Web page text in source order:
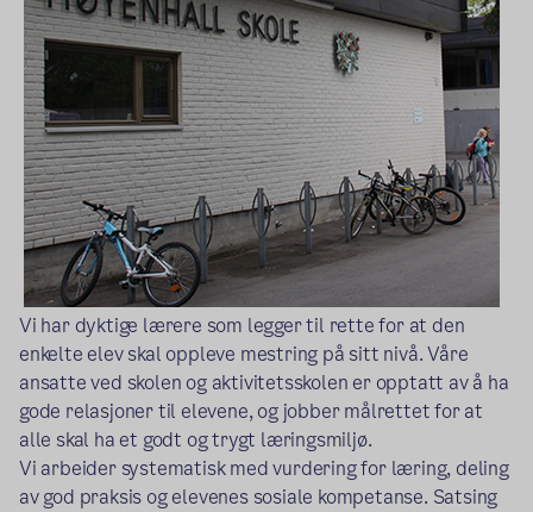
Vi har dyktige lærere som legger til rette for at den
enkelte elev skal oppleve mestring på sitt nivå. Våre
ansatte ved skolen og aktivitetsskolen er opptatt av å ha
gode relasjoner til elevene, og jobber målrettet for at
alle skal ha et godt og trygt læringsmiljø.
Vi arbeider systematisk med vurdering for læring, deling
av god praksis og elevenes sosiale kompetanse. Satsing